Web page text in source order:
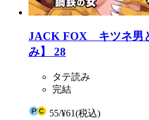
JACK FOX キツネ男
み】 28
タテ読み
完結
55/¥61(税込)